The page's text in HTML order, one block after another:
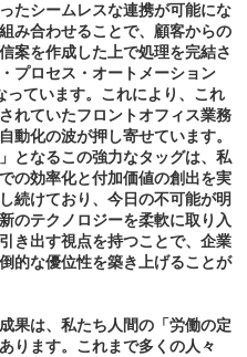
たシームレスな連携が可能にな
み合わせることで、顧客からの
案を作成した上で処理を完結さ
プロセス・オートメーション
っています。これにより、これ
れていたフロントオフィス業務
動化の波が押し寄せています。
となるこの強力なタッグは、私
の効率化と付加価値の創出を実
続けており、今日の不可能が明
のテクノロジーを柔軟に取り入
き出す視点を持つことで、企業
的な優位性を築き上げることが
果は、私たち人間の「労働の定
ります。これまで多くの人々